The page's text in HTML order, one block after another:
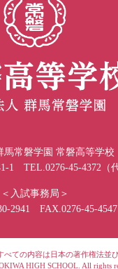
馬常磐学園 常磐高等学校
1 TEL.0276-45-4372（
＜入試事務局＞
2941 FAX.0276-45-4547
ての内容は日本の著作権法並
HIGH SCHOOL. All rights